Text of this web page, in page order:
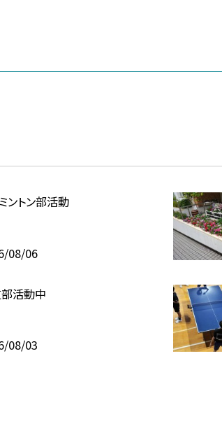
ントン部活動
08/06
活動中
08/03